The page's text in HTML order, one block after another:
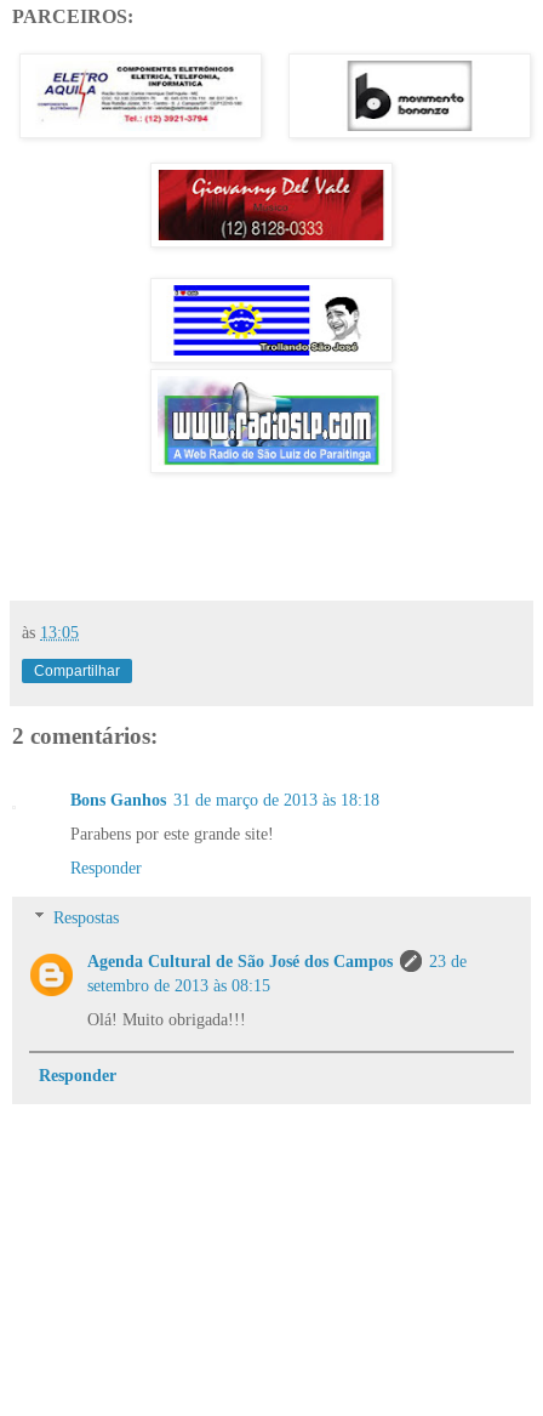
PARCEIROS:
às 13:05
Compartilhar
2 comentários:
Bons Ganhos 31 de março de 2013 às 18:18
Parabens por este grande site!
Responder
Respostas
Agenda Cultural de São José dos Campos
23 de
setembro de 2013 às 08:15
Olá! Muito obrigada!!!
Responder